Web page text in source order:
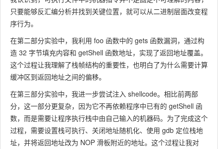
只要能够反汇编分析并找到关键位置，就可以从二进制层面改变程
序行为。
在第二部分实验中，我利用 foo 函数中的 gets 函数漏洞，通过构
造 32 字节填充内容和 getShell 函数地址，实现了返回地址覆盖。
这个过程让我理解了栈帧结构的重要性，也明白了为什么需要计算
缓冲区到返回地址之间的偏移。
在第三部分实验中，我进一步尝试注入 shellcode。相比前两部
分，这一部分更复杂，因为它不再依赖程序中已有的 getShell 函
数，而是需要让程序执行栈中由自己输入的机器码。为了完成这个
过程，需要设置栈可执行、关闭地址随机化、使用 gdb 定位栈地
址，并将返回地址改为 NOP 滑板附近的地址。这个过程让我对